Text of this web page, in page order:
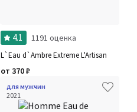
4.1 1191 оценка
L`Eau d`Ambre Extreme L'Artisan
от 370₽
для мужчин
2021